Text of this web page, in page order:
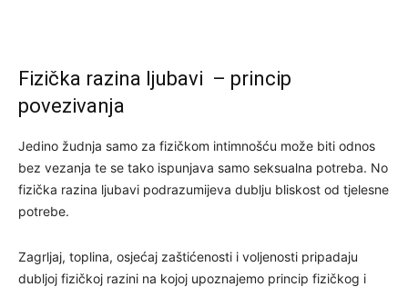
Fizička razina ljubavi – princip
povezivanja
Jedino žudnja samo za fizičkom intimnošću može biti odnos
bez vezanja te se tako ispunjava samo seksualna potreba. No
fizička razina ljubavi podrazumijeva dublju bliskost od tjelesne
potrebe.
Zagrljaj, toplina, osjećaj zaštićenosti i voljenosti pripadaju
dubljoj fizičkoj razini na kojoj upoznajemo princip fizičkog i